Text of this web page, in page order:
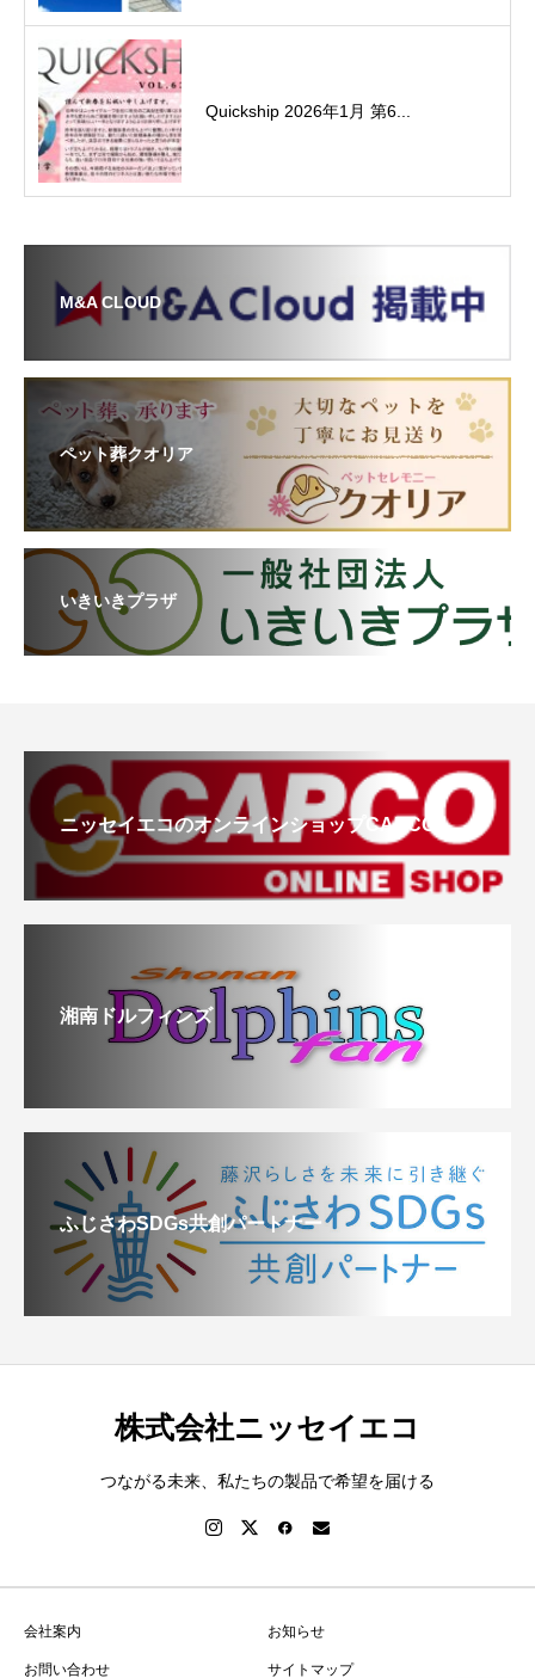
Quickship 2026年1月 第6...
M&A CLOUD
ペット葬クオリア
いきいきプラザ
ニッセイエコのオンラインショップCAPCO
湘南ドルフィンズ
ふじさわSDGs共創パートナー
株式会社ニッセイエコ
つながる未来、私たちの製品で希望を届ける
会社案内 お知らせ
お問い合わせ サイトマップ